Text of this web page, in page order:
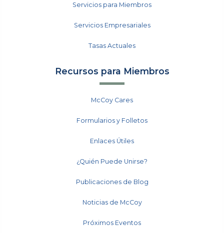
Servicios para Miembros
Servicios Empresariales
Tasas Actuales
Recursos para Miembros
McCoy Cares
Formularios y Folletos
Enlaces Útiles
¿Quién Puede Unirse?
Publicaciones de Blog
Noticias de McCoy
Próximos Eventos